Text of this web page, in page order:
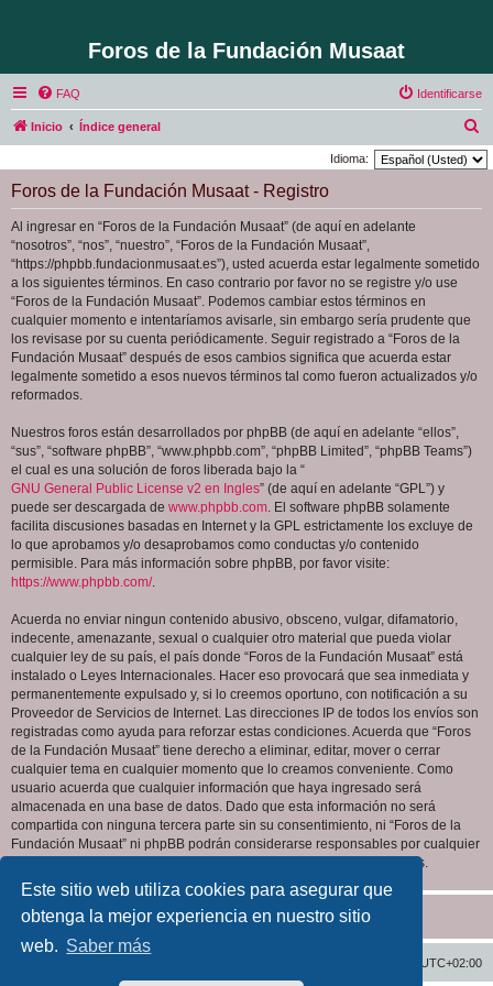
Este sitio web utiliza cookies para asegurar que
obtenga la mejor experiencia en nuestro sitio
web. Saber más
Foros de la Fundación Musaat
FAQ Identificarse
Inicio Índice general
u
Idioma:
Foros de la Fundación Musaat - Registro
Al ingresar en “Foros de la Fundación Musaat” (de aquí en adelante
“nosotros”, “nos”, “nuestro”, “Foros de la Fundación Musaat”,
“https://phpbb.fundacionmusaat.es”), usted acuerda estar legalmente sometido
a los siguientes términos. En caso contrario por favor no se registre y/o use
“Foros de la Fundación Musaat”. Podemos cambiar estos términos en
cualquier momento e intentaríamos avisarle, sin embargo sería prudente que
los revisase por su cuenta periódicamente. Seguir registrado a “Foros de la
Fundación Musaat” después de esos cambios significa que acuerda estar
legalmente sometido a esos nuevos términos tal como fueron actualizados y/o
reformados.
Nuestros foros están desarrollados por phpBB (de aquí en adelante “ellos”,
“sus”, “software phpBB”, “www.phpbb.com”, “phpBB Limited”, “phpBB Teams”)
el cual es una solución de foros liberada bajo la “
GNU General Public License v2 en Ingles” (de aquí en adelante “GPL”) y
puede ser descargada de www.phpbb.com. El software phpBB solamente
facilita discusiones basadas en Internet y la GPL estrictamente los excluye de
lo que aprobamos y/o desaprobamos como conductas y/o contenido
permisible. Para más información sobre phpBB, por favor visite:
https://www.phpbb.com/.
Acuerda no enviar ningun contenido abusivo, obsceno, vulgar, difamatorio,
indecente, amenazante, sexual o cualquier otro material que pueda violar
cualquier ley de su país, el país donde “Foros de la Fundación Musaat” está
instalado o Leyes Internacionales. Hacer eso provocará que sea inmediata y
permanentemente expulsado y, si lo creemos oportuno, con notificación a su
Proveedor de Servicios de Internet. Las direcciones IP de todos los envíos son
registradas como ayuda para reforzar estas condiciones. Acuerda que “Foros
de la Fundación Musaat” tiene derecho a eliminar, editar, mover o cerrar
cualquier tema en cualquier momento que lo creamos conveniente. Como
usuario acuerda que cualquier información que haya ingresado será
almacenada en una base de datos. Dado que esta información no será
compartida con ninguna tercera parte sin su consentimiento, ni “Foros de la
Fundación Musaat” ni phpBB podrán considerarse responsables por cualquier
intento de hacking que conlleve a que los datos sean comprometidos.
UTC+02:00